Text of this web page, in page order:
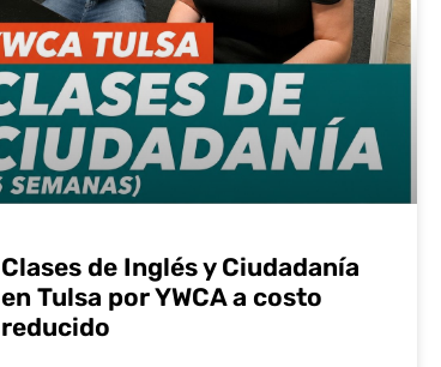
Clases de Inglés y Ciudadanía
en Tulsa por YWCA a costo
reducido